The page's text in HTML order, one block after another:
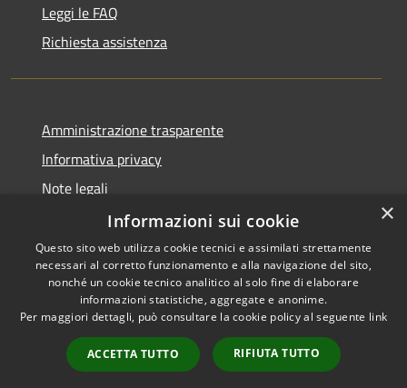
Leggi le FAQ
Richiesta assistenza
Amministrazione trasparente
Informativa privacy
Note legali
Dichiarazione di accessibilità
RSS
Accessibilità
Copyright © 2026 • Comune di
Alcamo • Powered by
Municipium•
Accesso
redazione
×
Informazioni sui cookie
Questo sito web utilizza cookie tecnici e assimilati strettamente
necessari al corretto funzionamento e alla navigazione del sito,
nonché un cookie tecnico analitico al solo fine di elaborare
informazioni statistiche, aggregate e anonime.
Per maggiori dettagli, può consultare la cookie policy al seguente link
ACCETTA TUTTO RIFIUTA TUTTO